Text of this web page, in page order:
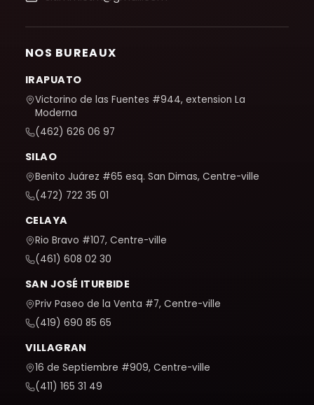
NOS BUREAUX
IRAPUATO
Victorino de las Fuentes #944, extension La
Moderna
(462) 626 06 97
SILAO
Benito Juárez #65 esq. San Dimas, Centre-ville
(472) 722 35 01
CELAYA
Rio Bravo #107, Centre-ville
(461) 608 02 30
SAN JOSÉ ITURBIDE
Priv Paseo de la Venta #7, Centre-ville
(419) 690 85 65
VILLAGRAN
16 de Septiembre #909, Centre-ville
(411) 165 31 49